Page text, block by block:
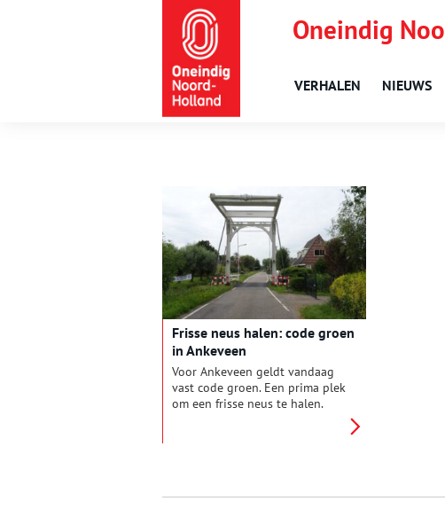
Oneindig
VERHALEN NIEUWS
Frisse neus halen: code groen
in Ankeveen
Voor Ankeveen geldt vandaag
vast code groen. Een prima plek
om een frisse neus te halen.
rond in het groene polderland.